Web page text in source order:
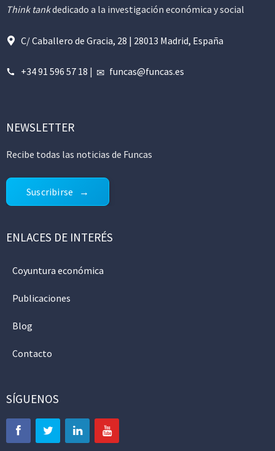
Think tankdedicado a la investigación económica y social
C/ Caballero de Gracia, 28 | 28013 Madrid, España
+34 91 596 57 18 | funcas@funcas.es
NEWSLETTER
Recibe todas las noticias de Funcas
Suscribirse
ENLACES DE INTERÉS
Coyuntura económica
Publicaciones
Blog
Contacto
SÍGUENOS